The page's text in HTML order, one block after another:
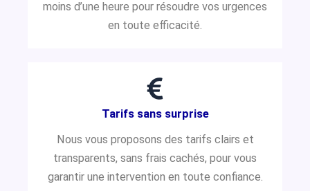
moins d’une heure pour résoudre vos urgences
en toute efficacité.
Tarifs sans surprise
Nous vous proposons des tarifs clairs et
transparents, sans frais cachés, pour vous
garantir une intervention en toute confiance.